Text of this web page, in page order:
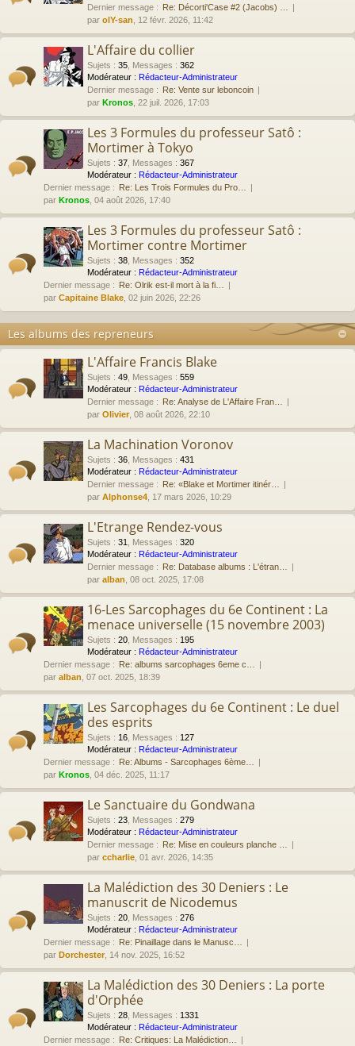
Dernier message : Re: Décorti'Case #2 (Jacobs) …
par olY-san , 12 févr. 2026, 11:42
L'Affaire du collier
Sujets : 35 Messages : 362
Modérateur : Rédacteur-Administrateur
Dernier message : Re: Vente sur leboncoin
par Kronos , 22 juil. 2026, 17:03
Les 3 Formules du professeur Satô :
Mortimer à Tokyo
Sujets : 37 Messages : 367
Modérateur : Rédacteur-Administrateur
Dernier message : Re: Les Trois Formules du Pro…
par Kronos , 04 août 2026, 17:40
Les 3 Formules du professeur Satô :
Mortimer contre Mortimer
Sujets : 38 Messages : 352
Modérateur : Rédacteur-Administrateur
Dernier message : Re: Olrik est-il mort à la fi…
par Capitaine Blake , 02 juin 2026, 22:26
Les albums des repreneurs
L'Affaire Francis Blake
Sujets : 49 Messages : 559
Modérateur : Rédacteur-Administrateur
Dernier message : Re: Analyse de L'Affaire Fran…
par Olivier , 08 août 2026, 22:10
La Machination Voronov
Sujets : 36 Messages : 431
Modérateur : Rédacteur-Administrateur
Dernier message : Re: «Blake et Mortimer itinér…
par Alphonse4 , 17 mars 2026, 10:29
L'Etrange Rendez-vous
Sujets : 31 Messages : 320
Modérateur : Rédacteur-Administrateur
Dernier message : Re: Database albums : L'étran…
par alban , 08 oct. 2025, 17:08
16-Les Sarcophages du 6e Continent : La
menace universelle (15 novembre 2003)
Sujets : 20 Messages : 195
Modérateur : Rédacteur-Administrateur
Dernier message : Re: albums sarcophages 6eme c…
par alban , 07 oct. 2025, 18:39
Les Sarcophages du 6e Continent : Le duel
des esprits
Sujets : 16 Messages : 127
Modérateur : Rédacteur-Administrateur
Dernier message : Re: Albums - Sarcophages 6ème…
par Kronos , 04 déc. 2025, 11:17
Le Sanctuaire du Gondwana
Sujets : 23 Messages : 279
Modérateur : Rédacteur-Administrateur
Dernier message : Re: Mise en couleurs planche …
par ccharlie , 01 avr. 2026, 14:35
La Malédiction des 30 Deniers : Le
manuscrit de Nicodemus
Sujets : 20 Messages : 276
Modérateur : Rédacteur-Administrateur
Dernier message : Re: Pinaillage dans le Manusc…
par Dorchester , 14 nov. 2025, 16:52
La Malédiction des 30 Deniers : La porte
d'Orphée
Sujets : 28 Messages : 1331
Modérateur : Rédacteur-Administrateur
Dernier message : Re: Critiques: La Malédiction…